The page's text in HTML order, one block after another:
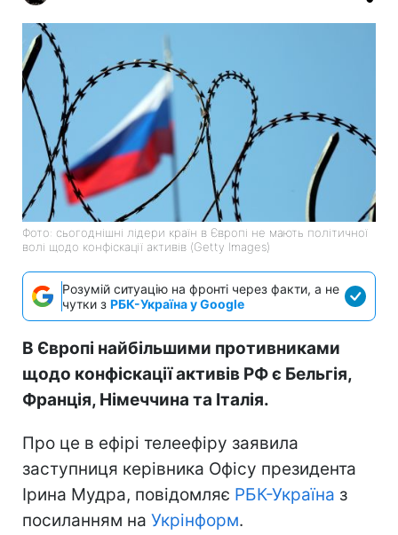
Фото: сьогоднішні лідери країн в Європі не мають політичної
волі щодо конфіскації активів (Getty Images)
Розумій ситуацію на фронті через факти, а не
чутки з РБК-Україна у Google
В Європі найбільшими противниками
щодо конфіскації активів РФ є Бельгія,
Франція, Німеччина та Італія.
Про це в ефірі телеефіру заявила
заступниця керівника Офісу президента
Ірина Мудра, повідомляє РБК-Україна з
посиланням на Укрінформ.